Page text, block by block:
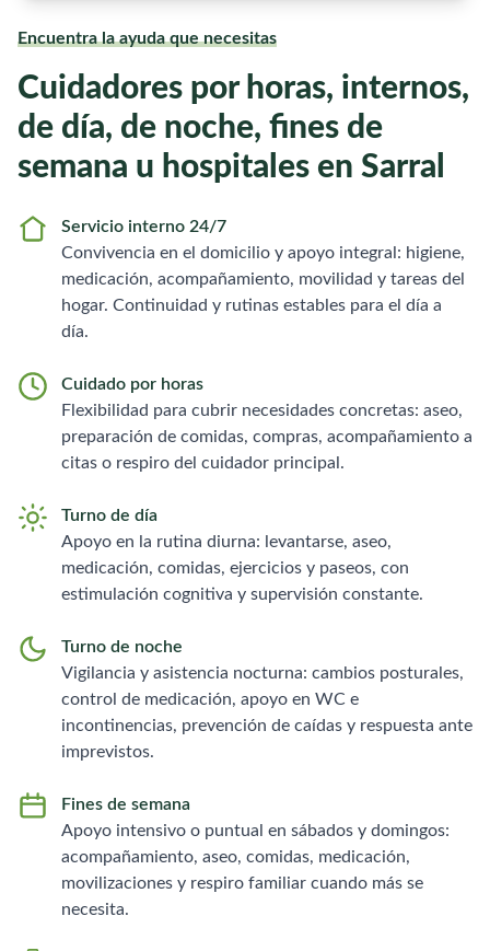
Encuentra la ayuda que necesitas
Cuidadores por horas, internos,
de día, de noche, fines de
semana u hospitales en Sarral
Servicio interno 24/7
Convivencia en el domicilio y apoyo integral: higiene,
medicación, acompañamiento, movilidad y tareas del
hogar. Continuidad y rutinas estables para el día a
día.
Cuidado por horas
Flexibilidad para cubrir necesidades concretas: aseo,
preparación de comidas, compras, acompañamiento a
citas o respiro del cuidador principal.
Turno de día
Apoyo en la rutina diurna: levantarse, aseo,
medicación, comidas, ejercicios y paseos, con
estimulación cognitiva y supervisión constante.
Turno de noche
Vigilancia y asistencia nocturna: cambios posturales,
control de medicación, apoyo en WC e
incontinencias, prevención de caídas y respuesta ante
imprevistos.
Fines de semana
Apoyo intensivo o puntual en sábados y domingos:
acompañamiento, aseo, comidas, medicación,
movilizaciones y respiro familiar cuando más se
necesita.